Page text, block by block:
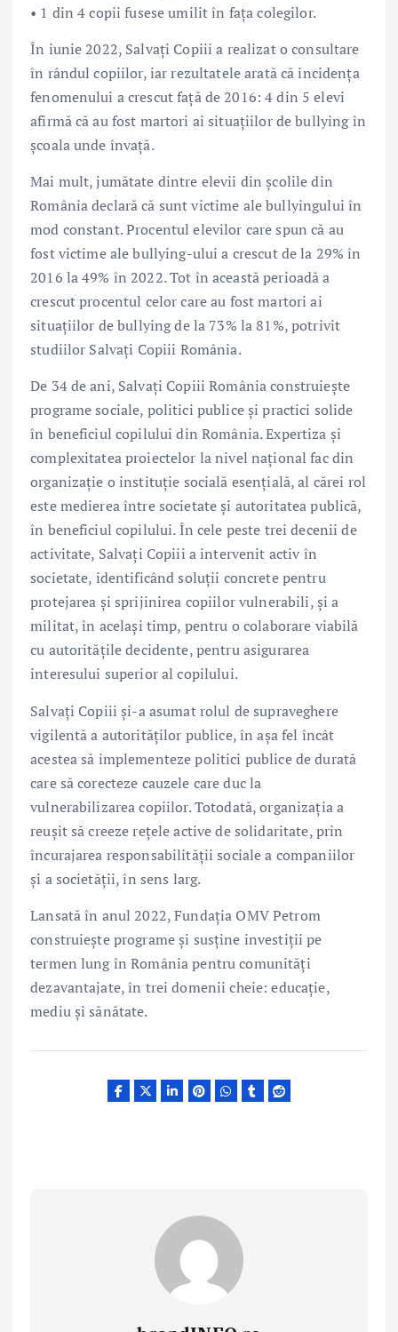
• 1 din 4 copii fusese umilit în fața colegilor.
În iunie 2022, Salvați Copiii a realizat o consultare
în rândul copiilor, iar rezultatele arată că incidența
fenomenului a crescut față de 2016: 4 din 5 elevi
afirmă că au fost martori ai situațiilor de bullying în
școala unde învață.
Mai mult, jumătate dintre elevii din școlile din
România declară că sunt victime ale bullyingului în
mod constant. Procentul elevilor care spun că au
fost victime ale bullying-ului a crescut de la 29% în
2016 la 49% în 2022. Tot în această perioadă a
crescut procentul celor care au fost martori ai
situațiilor de bullying de la 73% la 81%, potrivit
studiilor Salvați Copiii România.
De 34 de ani, Salvați Copiii România construiește
programe sociale, politici publice și practici solide
în beneficiul copilului din România. Expertiza și
complexitatea proiectelor la nivel național fac din
organizație o instituție socială esențială, al cărei rol
este medierea între societate și autoritatea publică,
în beneficiul copilului. În cele peste trei decenii de
activitate, Salvați Copiii a intervenit activ în
societate, identificând soluții concrete pentru
protejarea și sprijinirea copiilor vulnerabili, și a
militat, în același timp, pentru o colaborare viabilă
cu autoritățile decidente, pentru asigurarea
interesului superior al copilului.
Salvați Copiii și-a asumat rolul de supraveghere
vigilentă a autorităților publice, în așa fel încât
acestea să implementeze politici publice de durată
care să corecteze cauzele care duc la
vulnerabilizarea copiilor. Totodată, organizația a
reușit să creeze rețele active de solidaritate, prin
încurajarea responsabilității sociale a companiilor
și a societății, în sens larg.
Lansată în anul 2022, Fundația OMV Petrom
construiește programe și susține investiții pe
termen lung în România pentru comunități
dezavantajate, în trei domenii cheie: educație,
mediu și sănătate.